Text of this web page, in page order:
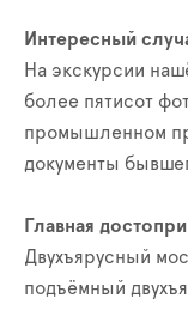
Интересный
На экскурсии
более пятисот
промышленном
документы
Главная
Двухъярусный
подъёмный